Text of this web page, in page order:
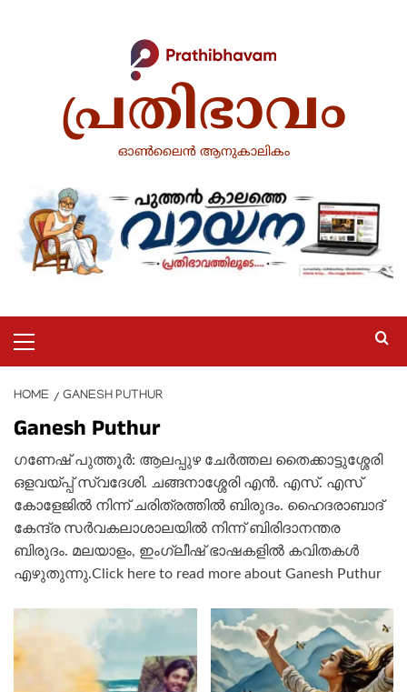
പ്രതിഭാവം
ഓൺലൈൻ ആനുകാലികം
Menu
HOME GANESH PUTHUR
Ganesh Puthur
ഗണേഷ് പുത്തൂർ: ആലപ്പുഴ ചേർത്തല തൈക്കാട്ടുശ്ശേരി
ഒളവയ്പ്പ് സ്വദേശി. ചങ്ങനാശ്ശേരി എൻ. എസ്. എസ്
കോളേജിൽ നിന്ന് ചരിത്രത്തിൽ ബിരുദം. ഹൈദരാബാദ്
കേന്ദ്ര സർവകലാശാലയിൽ നിന്ന് ബിരിദാനന്തര
ബിരുദം. മലയാളം, ഇംഗ്ലീഷ് ഭാഷകളിൽ കവിതകൾ
എഴുതുന്നു.Click here to read more about Ganesh Puthur